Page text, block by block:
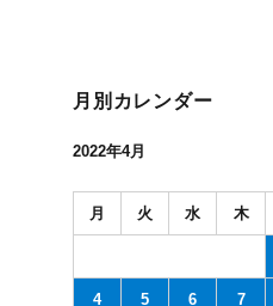
月別カレンダー
2022年4月
月 火 水 木
4 5 6 7